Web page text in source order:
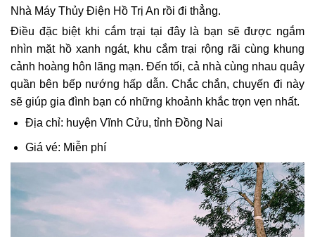
Nhà Máy Thủy Điện Hồ Trị An rồi đi thẳng.
Điều đặc biệt khi cắm trại tại đây là bạn sẽ được ngắm
nhìn mặt hồ xanh ngát, khu cắm trại rộng rãi cùng khung
cảnh hoàng hôn lãng mạn. Đến tối, cả nhà cùng nhau quây
quần bên bếp nướng hấp dẫn. Chắc chắn, chuyến đi này
sẽ giúp gia đình bạn có những khoảnh khắc trọn vẹn nhất.
Địa chỉ: huyện Vĩnh Cửu, tỉnh Đồng Nai
Giá vé: Miễn phí